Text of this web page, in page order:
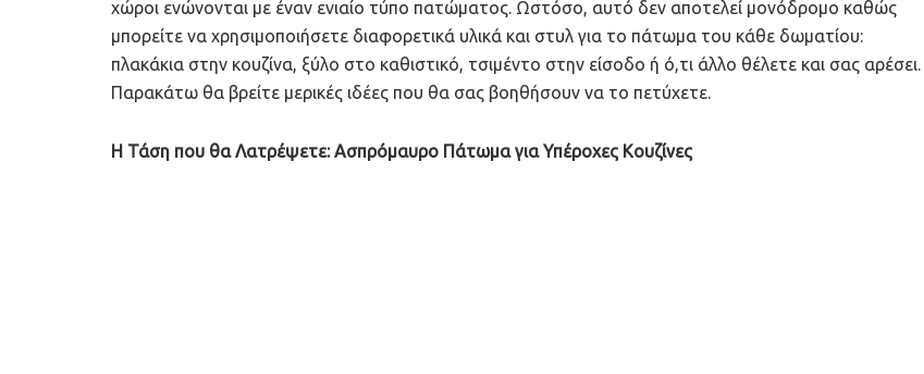
χώροι ενώνονται με έναν ενιαίο τύπο πατώματος. Ωστόσο, αυτό δεν αποτελεί μονόδρομο καθώς
μπορείτε να χρησιμοποιήσετε διαφορετικά υλικά και στυλ για το πάτωμα του κάθε δωματίου:
πλακάκια στην κουζίνα, ξύλο στο καθιστικό, τσιμέντο στην είσοδο ή ό,τι άλλο θέλετε και σας αρέσει.
Παρακάτω θα βρείτε μερικές ιδέες που θα σας βοηθήσουν να το πετύχετε.
Η Τάση που θα Λατρέψετε: Ασπρόμαυρο Πάτωμα για Υπέροχες Κουζίνες